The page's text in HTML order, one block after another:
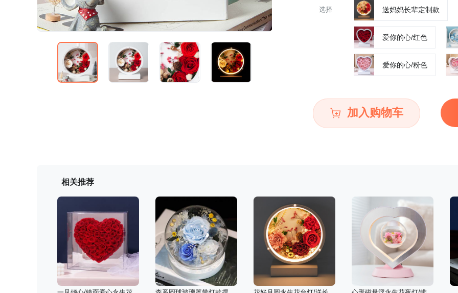
选择 送妈妈长辈定制款
爱你的心/红色
爱你的心/粉色
加入购物车
相关推荐